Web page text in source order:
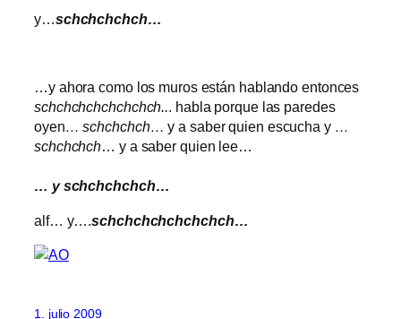
y…schchchchch…
…y ahora como los muros están hablando entonces
schchchchchchchch... habla porque las paredes
oyen… schchchch… y a saber quien escucha y…
schchchch… y a saber quien lee…
… y schchchchch…
alf… y….schchchchchchchch…
1. julio 2009